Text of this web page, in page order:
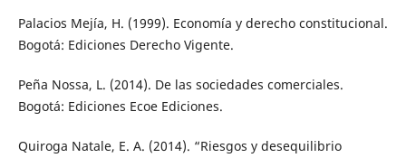
Palacios Mejía, H. (1999). Economía y derecho constitucional.
Bogotá: Ediciones Derecho Vigente.
Peña Nossa, L. (2014). De las sociedades comerciales.
Bogotá: Ediciones Ecoe Ediciones.
Quiroga Natale, E. A. (2014). “Riesgos y desequilibrio